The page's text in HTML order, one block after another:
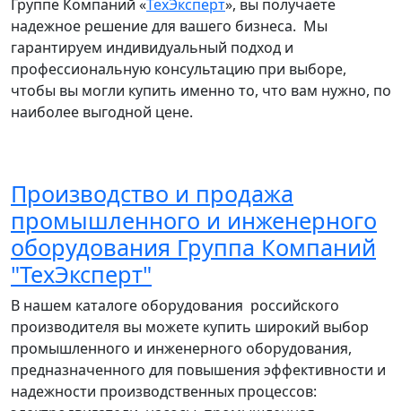
Группе Компаний «ТехЭксперт», вы получаете
надежное решение для вашего бизнеса. Мы
гарантируем индивидуальный подход и
профессиональную консультацию при выборе,
чтобы вы могли купить именно то, что вам нужно, по
наиболее выгодной цене.
Производство и продажа
промышленного и инженерного
оборудования Группа Компаний
"ТехЭксперт"
В нашем каталоге оборудования российского
производителя вы можете купить широкий выбор
промышленного и инженерного оборудования,
предназначенного для повышения эффективности и
надежности производственных процессов: